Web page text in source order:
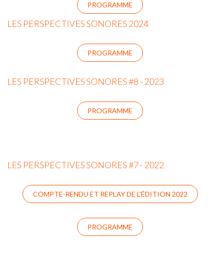
PROGRAMME
LES PERSPECTIVES SONORES 2024
PROGRAMME
LES PERSPECTIVES SONORES #8 - 2023
PROGRAMME
LES PERSPECTIVES SONORES #7 - 2022
COMPTE-RENDU ET REPLAY DE L'ÉDITION 2022
PROGRAMME